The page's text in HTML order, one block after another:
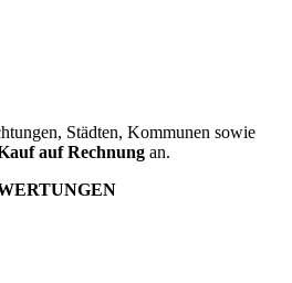
Städten, Kommunen sowie
auf Rechnung an.